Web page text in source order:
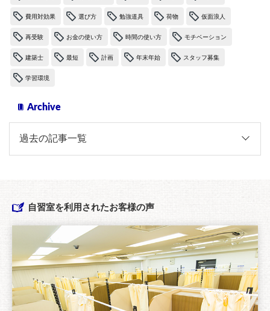
費用対効果 選び方 勉強道具 荷物 仮面浪人
再受験 お金の使い方 時間の使い方 モチベーション
建築士 最短 計画 年末年始 スタッフ募集
学習環境
Archive
自習室を利用されたお客様の声